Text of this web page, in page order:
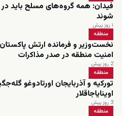
فیدان: همه گروه‌های مسلح باید
شوند
۱ روز پیش
منطقه
نخست‌وزیر و فرمانده ارتش
امنیت منطقه در صدر مذاکرات
2 روز پیش
منطقه
تورکیه و آذربایجان اورتادوغو
اوینایاجاقلار
3 روز پیش
منطقه